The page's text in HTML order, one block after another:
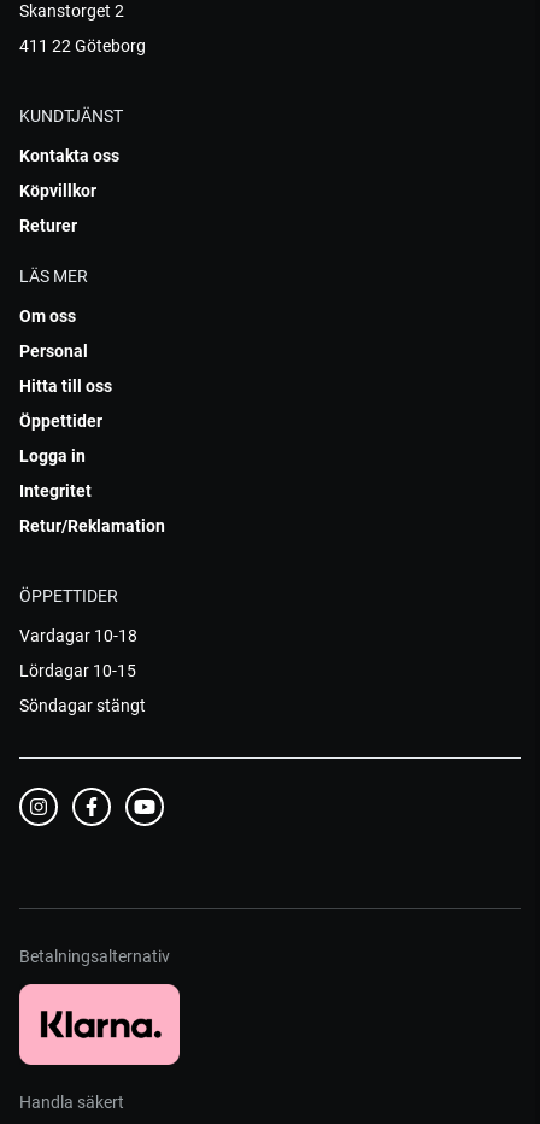
Skanstorget 2
411 22 Göteborg
KUNDTJÄNST
Kontakta oss
Köpvillkor
Returer
LÄS MER
Om oss
Personal
Hitta till oss
Öppettider
Logga in
Integritet
Retur/Reklamation
ÖPPETTIDER
Vardagar 10-18
Lördagar 10-15
Söndagar stängt
Betalningsalternativ
Handla säkert